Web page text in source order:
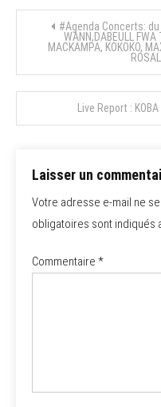
Navigation
l’article
#Agenda Concerts: du
WANN,DABEULL FWA
MACKAMPA, KOKOKO,
Live Report :
Laisser un
Votre adresse e-mail ne
obligatoires sont indiqués
Commentaire *